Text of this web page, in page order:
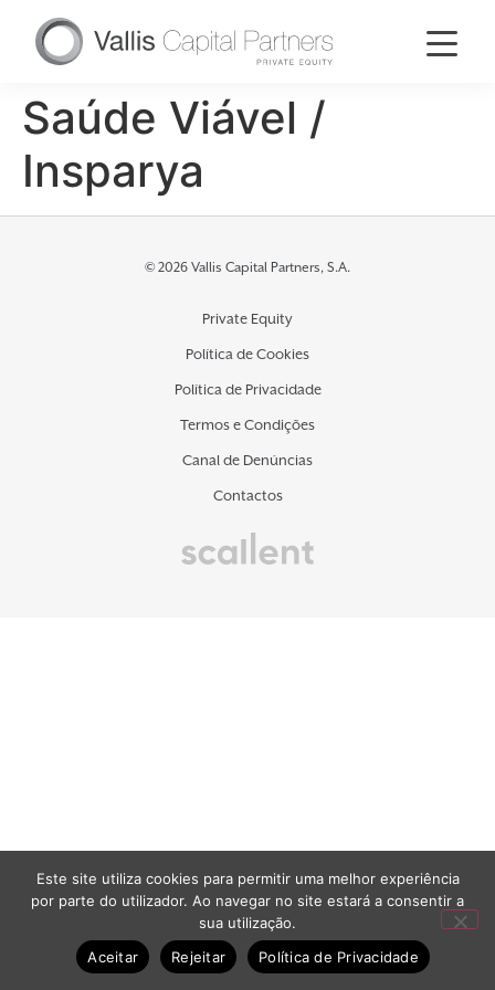
Saúde Viável /
Insparya
© 2026 Vallis Capital Partners, S.A.
Private Equity
Política de Cookies
Política de Privacidade
Termos e Condições
Canal de Denúncias
Contactos
Este site utiliza cookies para permitir uma melhor experiência
por parte do utilizador. Ao navegar no site estará a consentir a
sua utilização.
Aceitar
Rejeitar Política de Privacidade